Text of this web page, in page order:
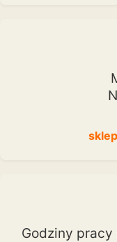
Godziny